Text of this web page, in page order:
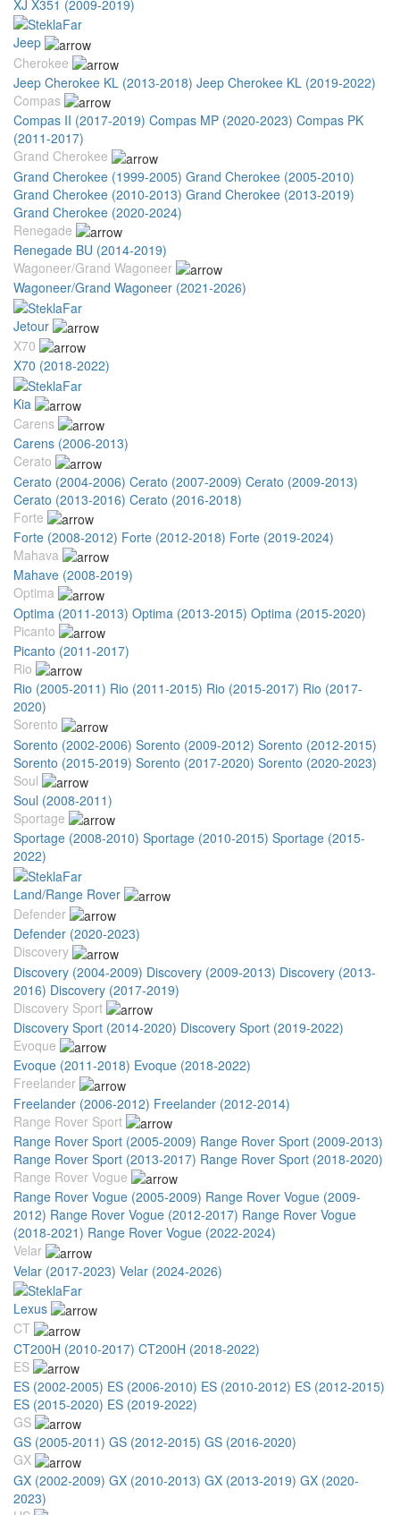
XJ X351 (2009-2019)
Jeep
Cherokee
Jeep Cherokee KL (2013-2018) Jeep Cherokee KL (2019-2022)
Compas
Compas II (2017-2019) Compas MP (2020-2023) Compas PK
(2011-2017)
Grand Cherokee
Grand Cherokee (1999-2005) Grand Cherokee (2005-2010)
Grand Cherokee (2010-2013) Grand Cherokee (2013-2019)
Grand Cherokee (2020-2024)
Renegade
Renegade BU (2014-2019)
Wagoneer/Grand Wagoneer
Wagoneer/Grand Wagoneer (2021-2026)
Jetour
X70
X70 (2018-2022)
Kia
Carens
Carens (2006-2013)
Cerato
Cerato (2004-2006) Cerato (2007-2009) Cerato (2009-2013)
Cerato (2013-2016) Cerato (2016-2018)
Forte
Forte (2008-2012) Forte (2012-2018) Forte (2019-2024)
Mahava
Mahave (2008-2019)
Optima
Optima (2011-2013) Optima (2013-2015) Optima (2015-2020)
Picanto
Picanto (2011-2017)
Rio
Rio (2005-2011) Rio (2011-2015) Rio (2015-2017) Rio (2017-
2020)
Sorento
Sorento (2002-2006) Sorento (2009-2012) Sorento (2012-2015)
Sorento (2015-2019) Sorento (2017-2020) Sorento (2020-2023)
Soul
Soul (2008-2011)
Sportage
Sportage (2008-2010) Sportage (2010-2015) Sportage (2015-
2022)
Land/Range Rover
Defender
Defender (2020-2023)
Discovery
Discovery (2004-2009) Discovery (2009-2013) Discovery (2013-
2016) Discovery (2017-2019)
Discovery Sport
Discovery Sport (2014-2020) Discovery Sport (2019-2022)
Evoque
Evoque (2011-2018) Evoque (2018-2022)
Freelander
Freelander (2006-2012) Freelander (2012-2014)
Range Rover Sport
Range Rover Sport (2005-2009) Range Rover Sport (2009-2013)
Range Rover Sport (2013-2017) Range Rover Sport (2018-2020)
Range Rover Vogue
Range Rover Vogue (2005-2009) Range Rover Vogue (2009-
2012) Range Rover Vogue (2012-2017) Range Rover Vogue
(2018-2021) Range Rover Vogue (2022-2024)
Velar
Velar (2017-2023) Velar (2024-2026)
Lexus
CT
CT200H (2010-2017) CT200H (2018-2022)
ES
ES (2002-2005) ES (2006-2010) ES (2010-2012) ES (2012-2015)
ES (2015-2020) ES (2019-2022)
GS
GS (2005-2011) GS (2012-2015) GS (2016-2020)
GX
GX (2002-2009) GX (2010-2013) GX (2013-2019) GX (2020-
2023)